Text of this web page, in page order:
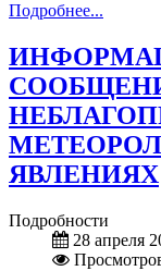
Подробнее...
ЯВЛЕНИЯХ
Подробности
28 апреля